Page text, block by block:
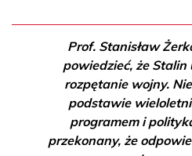
Prof. Stanisław
powiedzieć, że Stalin
rozpętanie wojny.
podstawie
programem i
przekonany, że